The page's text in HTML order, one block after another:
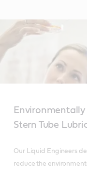
Stern Tube
Our Liquid Engineers
reduce the